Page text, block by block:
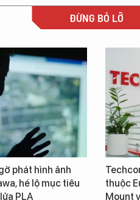
ĐỪNG BỎ LỠ
phát hình ảnh
hé lộ mục tiêu
PLA
thuộc
Mount